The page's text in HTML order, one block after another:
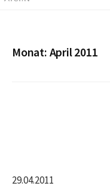
Monat: April 2011
29.04.2011